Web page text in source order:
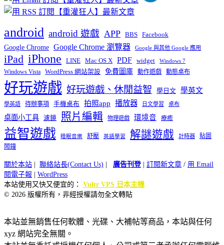
android android 遊戲 APP BBS Facebook
Google Chrome Google Chrome 瀏覽器 Google 與其他 Google 應用
iPad iPhone LINE Mac OS X PDF widget Windows 7
Windows Vista WordPress 網站架設 免費圖庫 動作遊戲 動態桌布
好玩遊戲 好玩遊戲、休閒益智 學日文 學英文
學英語 待辦事項 手機桌布 拍照app 播放器 日文學習 桌布
桌面小工具 濾鏡 照片編輯 物理遊戲 環境音 療癒
益智遊戲 睡眠音樂 舒壓 英語學習 解謎遊戲 計時器
貼圖
鬧鐘
關於本站 聯絡站長(Contact Us) 廣告刊登| 訂閱新文章 / 用 Email
閱電子報
WordPress
本站使用又快又便宜的： Vultr VPS 日本主機
© 2026 版權所有，非經授權請勿全文轉貼
本站並無銷售任何軟體、光碟、大補帖等商品，本站與任何
xyz 網站完全無關。